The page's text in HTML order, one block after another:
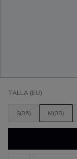
TALLA (EU)
S(36) M(38)